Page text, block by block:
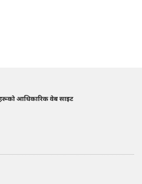
आधिकारिक वेब साइट